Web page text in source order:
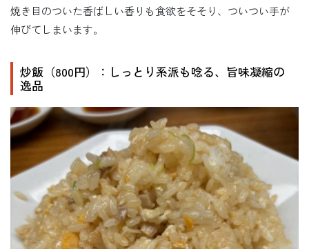
焼き目のついた香ばしい香りも食欲をそそり、ついつい手が
伸びてしまいます。
炒飯（800円）：しっとり系派も唸る、旨味凝縮の
逸品